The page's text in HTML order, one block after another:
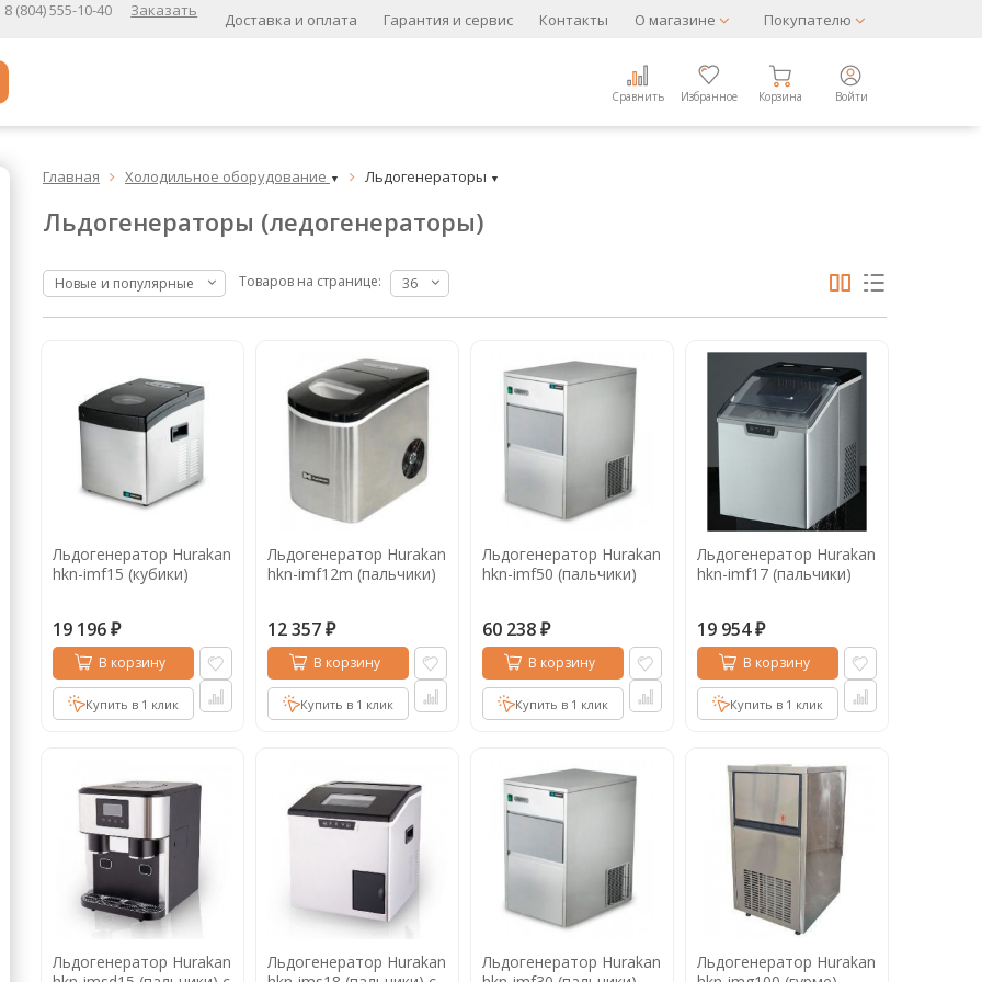
8 (804) 555-10-40
Заказать
Доставка и оплата Гарантия и сервис Контакты О магазине Покупателю
Сравнить Избранное Корзина Войти
Кофе в зернах свежей обжарки
Кофе в зернах хит
Кофе в зернах свежей обжарки
Акция
Кофе в дрип пакетах
Кофе для вендинга
Кофе сублимированный
Главная  Холодильное оборудование ▼  Льдогенераторы ▼
Льдогенераторы (ледогенераторы)
Новые и популярные Товаров на странице: 36
Льдогенератор Hurakan
hkn-imf15 (кубики)
19 196 ₽
В корзину
Купить в 1 клик
Льдогенератор Hurakan
hkn-imf12m (пальчики)
12 357 ₽
В корзину
Купить в 1 клик
Льдогенератор Hurakan
hkn-imf50 (пальчики)
60 238 ₽
В корзину
Купить в 1 клик
Льдогенератор Hurakan
hkn-imf17 (пальчики)
19 954 ₽
В корзину
Купить в 1 клик
Льдогенератор Hurakan
Льдогенератор Hurakan
Льдогенератор Hurakan
Льдогенератор Hurakan